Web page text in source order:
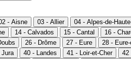
- Aisne 03 - Allier 04 - Alpes-de-
14 - Calvados 15 - Cantal 16 -
26 - Drôme 27 - Eure 28 -
Jura 40 - Landes 41 - Loir-et-Cher 42